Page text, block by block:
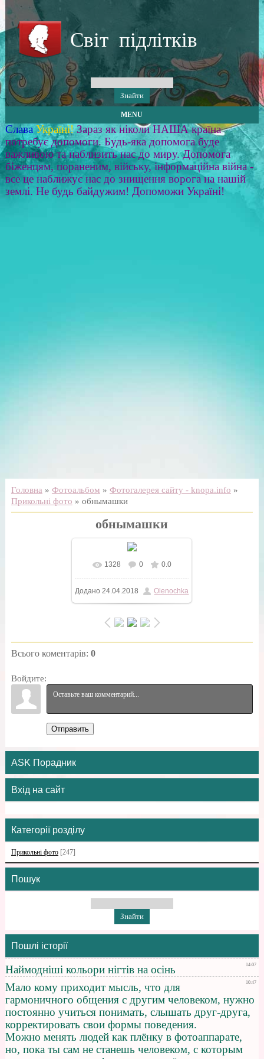
Світ підлітків
MENU
Слава Україні! Зараз як ніколи НАША країна
потребує допомоги. Будь-яка допомога буде
важливою та наблизить нас до миру. Допомога
біженцям, пораненим, війську, інформаційна війна -
все це наближує нас до знищення ворога на нашій
землі. Не будь байдужим! Допоможи Україні!
Головна » Фотоальбом » Фотогалерея сайту - knopa.info »
Прикольні фото » обнымашки
обнымашки
У реальному розмірі
750x750/ 83.3Kb
1328 0 0.0
Додано 24.04.2018 Olenochka
Всього коментарів: 0
Войдите:
Отправить
ASK Порадник
Вхід на сайт
Категорії розділу
Прикольні фото [247]
Пошук
Пошлі історії